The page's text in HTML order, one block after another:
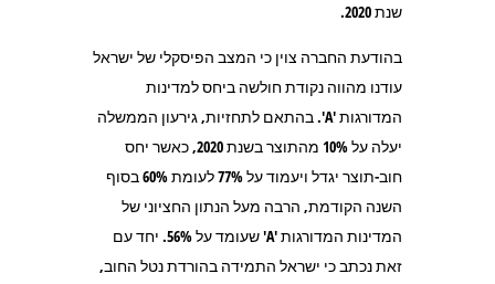
שנת 2020.
בהודעת החברה צוין כי המצב הפיסקלי של ישראל
עודנו מהווה נקודת חולשה ביחס למדינות
המדורגות 'A'. בהתאם לתחזיות, גירעון הממשלה
יעלה על 10% מהתוצר בשנת 2020, כאשר יחס
חוב-תוצר יגדל ויעמוד על 77% לעומת 60% בסוף
השנה הקודמת, הרבה מעל הנתון החציוני של
המדינות המדורגות 'A' שעומד על 56%. יחד עם
זאת נכתב כי ישראל התמידה בהורדת נטל החוב,